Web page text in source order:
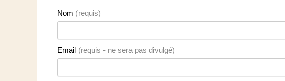
Nom (requis)
Email (requis - ne sera pas divulgé)